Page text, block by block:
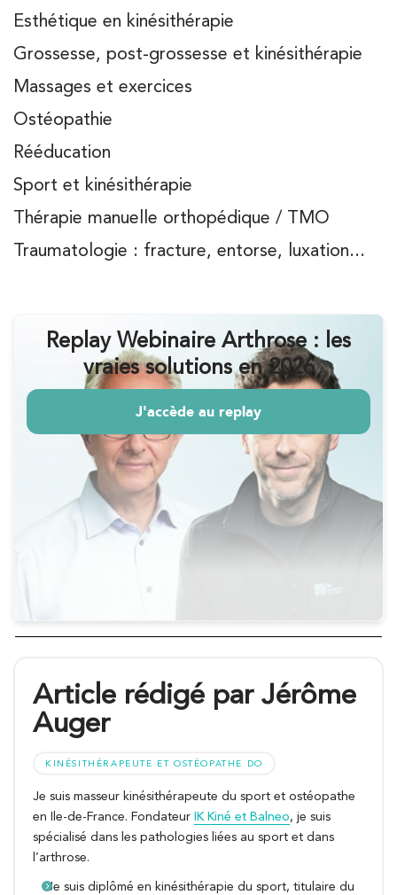
Esthétique en kinésithérapie
Grossesse, post-grossesse et kinésithérapie
Massages et exercices
Ostéopathie
Rééducation
Sport et kinésithérapie
Thérapie manuelle orthopédique / TMO
Traumatologie : fracture, entorse, luxation...
Replay Webinaire Arthrose : les
vraies solutions en 2026
J'accède au replay
J'accède au replay
Article rédigé par Jérôme
Auger
KINÉSITHÉRAPEUTE ET OSTÉOPATHE DO
Je suis masseur kinésithérapeute du sport et ostéopathe
en Ile-de-France. Fondateur IK Kiné et Balneo, je suis
spécialisé dans les pathologies liées au sport et dans
l’arthrose.
Je suis diplômé en kinésithérapie du sport, titulaire du